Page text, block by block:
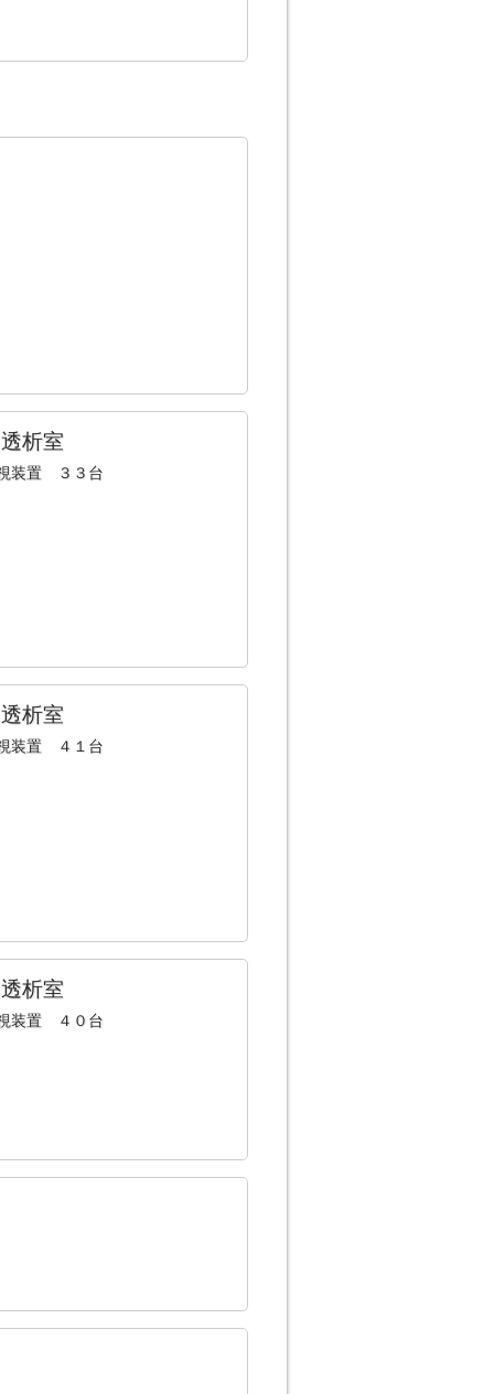
析室
装置 ３３台
析室
装置 ４１台
析室
装置 ４０台